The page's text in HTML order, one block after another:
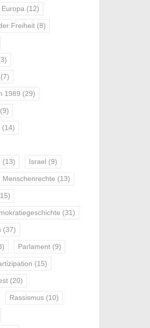
Europa (12)
Freiheit (8)
(7)
1989 (29)
(9)
(14)
(13) Israel (9)
Menschenrechte (13)
(31)
(37)
Parlament (9)
(15)
(20)
Rassismus (10)